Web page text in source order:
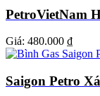
PetroVietNam
Giá: 480.000 ₫
Saigon Petro